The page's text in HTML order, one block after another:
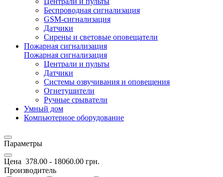
Беспроводная сигнализация
GSM-сигнализация
Датчики
Сирены и световые оповещатели
Пожарная сигнализация
Пожарная сигнализация
Централи и пульты
Датчики
Системы озвучивания и оповещения
Огнетушители
Ручные срыватели
Умный дом
Компьютерное оборудование
Параметры
Цена 378.00 - 18060.00 грн.
Производитель